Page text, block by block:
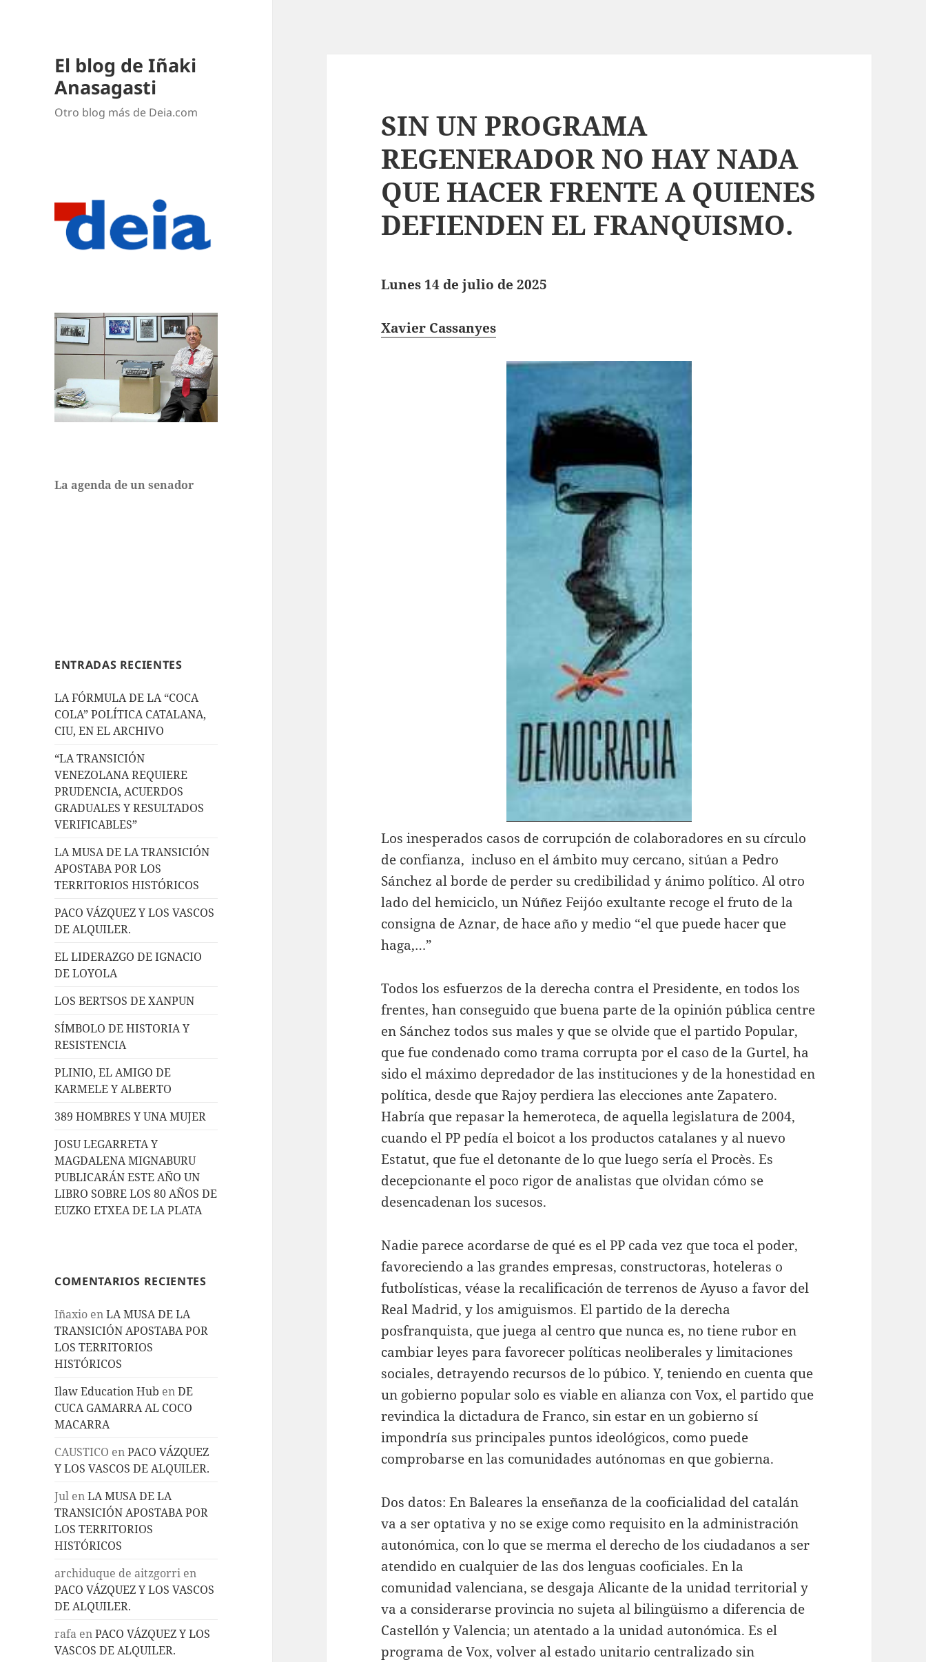
El blog de Iñaki
Anasagasti
Otro blog más de Deia.com
La agenda de un senador
ENTRADAS RECIENTES
LA FÓRMULA DE LA “COCA
COLA” POLÍTICA CATALANA,
CIU, EN EL ARCHIVO
“LA TRANSICIÓN
VENEZOLANA REQUIERE
PRUDENCIA, ACUERDOS
GRADUALES Y RESULTADOS
VERIFICABLES”
LA MUSA DE LA TRANSICIÓN
APOSTABA POR LOS
TERRITORIOS HISTÓRICOS
PACO VÁZQUEZ Y LOS VASCOS
DE ALQUILER.
EL LIDERAZGO DE IGNACIO
DE LOYOLA
LOS BERTSOS DE XANPUN
SÍMBOLO DE HISTORIA Y
RESISTENCIA
PLINIO, EL AMIGO DE
KARMELE Y ALBERTO
389 HOMBRES Y UNA MUJER
JOSU LEGARRETA Y
MAGDALENA MIGNABURU
PUBLICARÁN ESTE AÑO UN
LIBRO SOBRE LOS 80 AÑOS DE
EUZKO ETXEA DE LA PLATA
COMENTARIOS RECIENTES
Iñaxio enLA MUSA DE LA
TRANSICIÓN APOSTABA POR
LOS TERRITORIOS
HISTÓRICOS
Ilaw Education Hub enDE
CUCA GAMARRA AL COCO
MACARRA
CAUSTICO enPACO VÁZQUEZ
Y LOS VASCOS DE ALQUILER.
Jul enLA MUSA DE LA
TRANSICIÓN APOSTABA POR
LOS TERRITORIOS
HISTÓRICOS
archiduque de aitzgorri en
PACO VÁZQUEZ Y LOS VASCOS
DE ALQUILER.
rafa enPACO VÁZQUEZ Y LOS
VASCOS DE ALQUILER.
SIN UN PROGRAMA
REGENERADOR NO HAY NADA
QUE HACER FRENTE A QUIENES
DEFIENDEN EL FRANQUISMO.
Lunes 14 de julio de 2025
Xavier Cassanyes
Los inesperados casos de corrupción de colaboradores en su círculo
de confianza, incluso en el ámbito muy cercano, sitúan a Pedro
Sánchez al borde de perder su credibilidad y ánimo político. Al otro
lado del hemiciclo, un Núñez Feijóo exultante recoge el fruto de la
consigna de Aznar, de hace año y medio “el que puede hacer que
haga,…”
Todos los esfuerzos de la derecha contra el Presidente, en todos los
frentes, han conseguido que buena parte de la opinión pública centre
en Sánchez todos sus males y que se olvide que el partido Popular,
que fue condenado como trama corrupta por el caso de la Gurtel, ha
sido el máximo depredador de las instituciones y de la honestidad en
política, desde que Rajoy perdiera las elecciones ante Zapatero.
Habría que repasar la hemeroteca, de aquella legislatura de 2004,
cuando el PP pedía el boicot a los productos catalanes y al nuevo
Estatut, que fue el detonante de lo que luego sería el Procès. Es
decepcionante el poco rigor de analistas que olvidan cómo se
desencadenan los sucesos.
Nadie parece acordarse de qué es el PP cada vez que toca el poder,
favoreciendo a las grandes empresas, constructoras, hoteleras o
futbolísticas, véase la recalificación de terrenos de Ayuso a favor del
Real Madrid, y los amiguismos. El partido de la derecha
posfranquista, que juega al centro que nunca es, no tiene rubor en
cambiar leyes para favorecer políticas neoliberales y limitaciones
sociales, detrayendo recursos de lo púbico. Y, teniendo en cuenta que
un gobierno popular solo es viable en alianza con Vox, el partido que
revindica la dictadura de Franco, sin estar en un gobierno sí
impondría sus principales puntos ideológicos, como puede
comprobarse en las comunidades autónomas en que gobierna.
Dos datos: En Baleares la enseñanza de la cooficialidad del catalán
va a ser optativa y no se exige como requisito en la administración
autonómica, con lo que se merma el derecho de los ciudadanos a ser
atendido en cualquier de las dos lenguas cooficiales. En la
comunidad valenciana, se desgaja Alicante de la unidad territorial y
va a considerarse provincia no sujeta al bilingüismo a diferencia de
Castellón y Valencia; un atentado a la unidad autonómica. Es el
programa de Vox, volver al estado unitario centralizado sin